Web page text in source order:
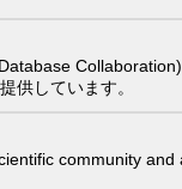
Collaboration)
供しています。
community and